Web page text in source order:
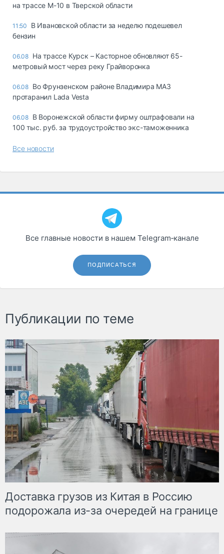
на трассе М-10 в Тверской области
11:50
В Ивановской области за неделю подешевел
бензин
06.08 На трассе Курск – Касторное обновляют 65-
метровый мост через реку Грайворонка
06.08 Во Фрунзенском районе Владимира МАЗ
протаранил Lada Vesta
06.08 В Воронежской области фирму оштрафовали на
100 тыс. руб. за трудоустройство экс-таможенника
Все новости
Все главные новости в нашем Telegram‑канале
ПОДПИСАТЬСЯ
Публикации по теме
Доставка грузов из Китая в Россию
подорожала из-за очередей на границе